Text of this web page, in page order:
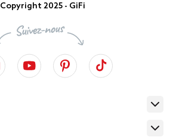
Copyright 2025 - GiFi